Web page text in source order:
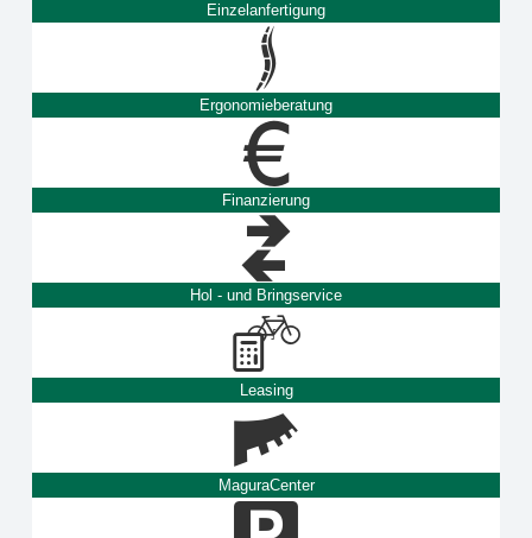
Einzelanfertigung
Ergonomieberatung
Finanzierung
Hol - und Bringservice
Leasing
MaguraCenter